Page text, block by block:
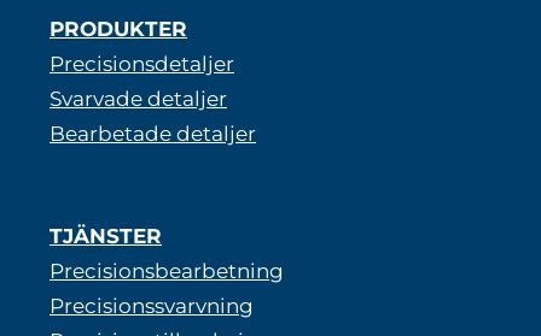
PRODUKTER
Precisionsdetaljer
Svarvade detaljer
Bearbetade detaljer
TJÄNSTER
Precisionsbearbetning
Precisionssvarvning